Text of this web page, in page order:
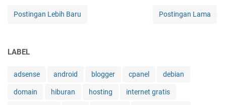
Postingan Lebih Baru Postingan Lama
LABEL
adsense android blogger cpanel debian
domain hiburan hosting internet gratis